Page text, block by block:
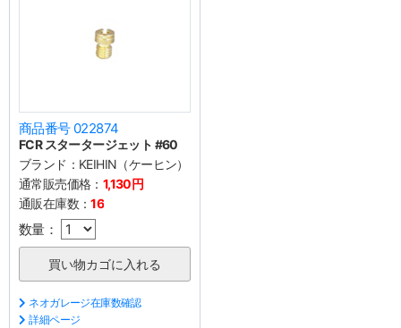
商品番号 022874
FCR スタータージェット #60
ブランド： KEIHIN（ケーヒン）
通常販売価格： 1,130円
通販在庫数：16
数量：
ネオガレージ在庫数確認
詳細ページ